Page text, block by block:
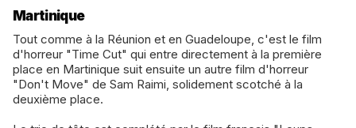
Martinique
Tout comme à la Réunion et en Guadeloupe, c'est le film
d'horreur "Time Cut" qui entre directement à la première
place en Martinique suit ensuite un autre film d'horreur
"Don't Move" de Sam Raimi, solidement scotché à la
deuxième place.